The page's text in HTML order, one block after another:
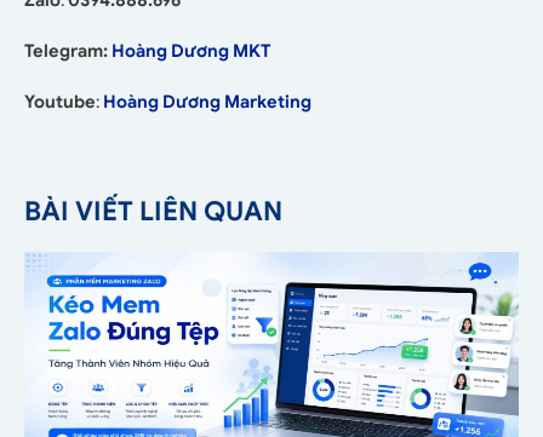
Telegram: Hoàng Dương MKT
Youtube: Hoàng Dương Marketing
BÀI VIẾT LIÊN QUAN